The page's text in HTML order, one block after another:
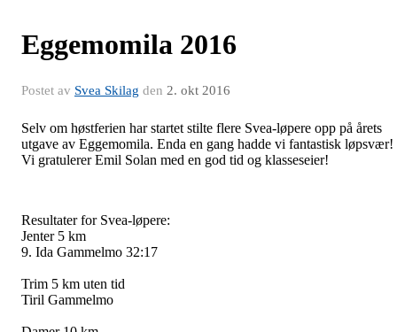
Eggemomila 2016
Postet av Svea Skilag den 2. okt 2016
Selv om høstferien har startet stilte flere Svea-løpere opp på årets
utgave av Eggemomila. Enda en gang hadde vi fantastisk løpsvær!
Vi gratulerer Emil Solan med en god tid og klasseseier!
Resultater for Svea-løpere:
Jenter 5 km
9. Ida Gammelmo 32:17
Trim 5 km uten tid
Tiril Gammelmo